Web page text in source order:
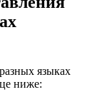
языках
ниже: